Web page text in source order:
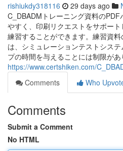
rishiukdy318116 29 days ago
C_DBADMトレーニング資料のPDF
やすく、印刷リクエストをサポー
練習することができます。練習資
は、シミュレーションテストシス
プの時間を与えることには制限があ
https://www.certshiken.com/
Comments
Who
Comments
Submit a Comment
No HTML